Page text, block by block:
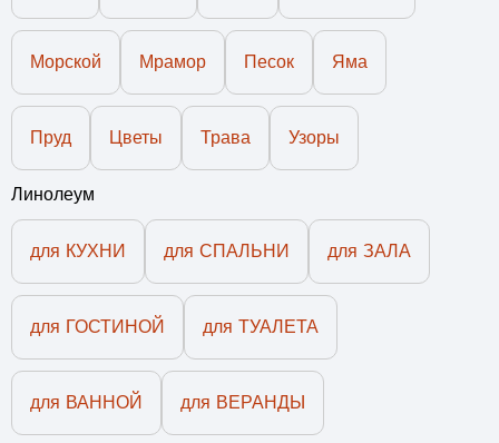
Морской Мрамор Песок Яма
Пруд Цветы Трава Узоры
Линолеум
для КУХНИ для СПАЛЬНИ для ЗАЛА
для ГОСТИНОЙ для ТУАЛЕТА
для ВАННОЙ для ВЕРАНДЫ